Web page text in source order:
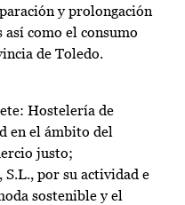
y prolongación
como el consumo
de Toledo.
Hostelería de
en el ámbito del
justo;
S.L., por su actividad e
sostenible y el